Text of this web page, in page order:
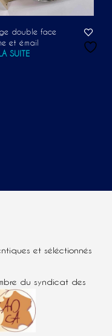
double face
et émail
SUITE
et séléctionnés
du syndicat des